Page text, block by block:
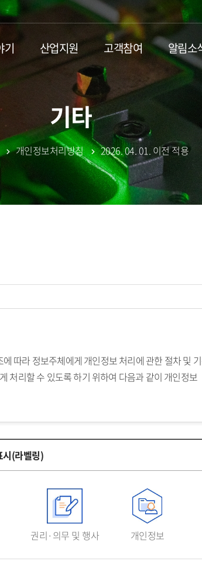
기 산업지원 고객참여 알림소
기타
개인정보처리방침 2026. 04. 01. 이전 적용
따라 정보주체에게 개인정보 처리에 관한 절차 및
처리할 수 있도록 하기 위하여 다음과 같이 개인정보
시(라벨링)
권리·의무 및 행사 개인정보